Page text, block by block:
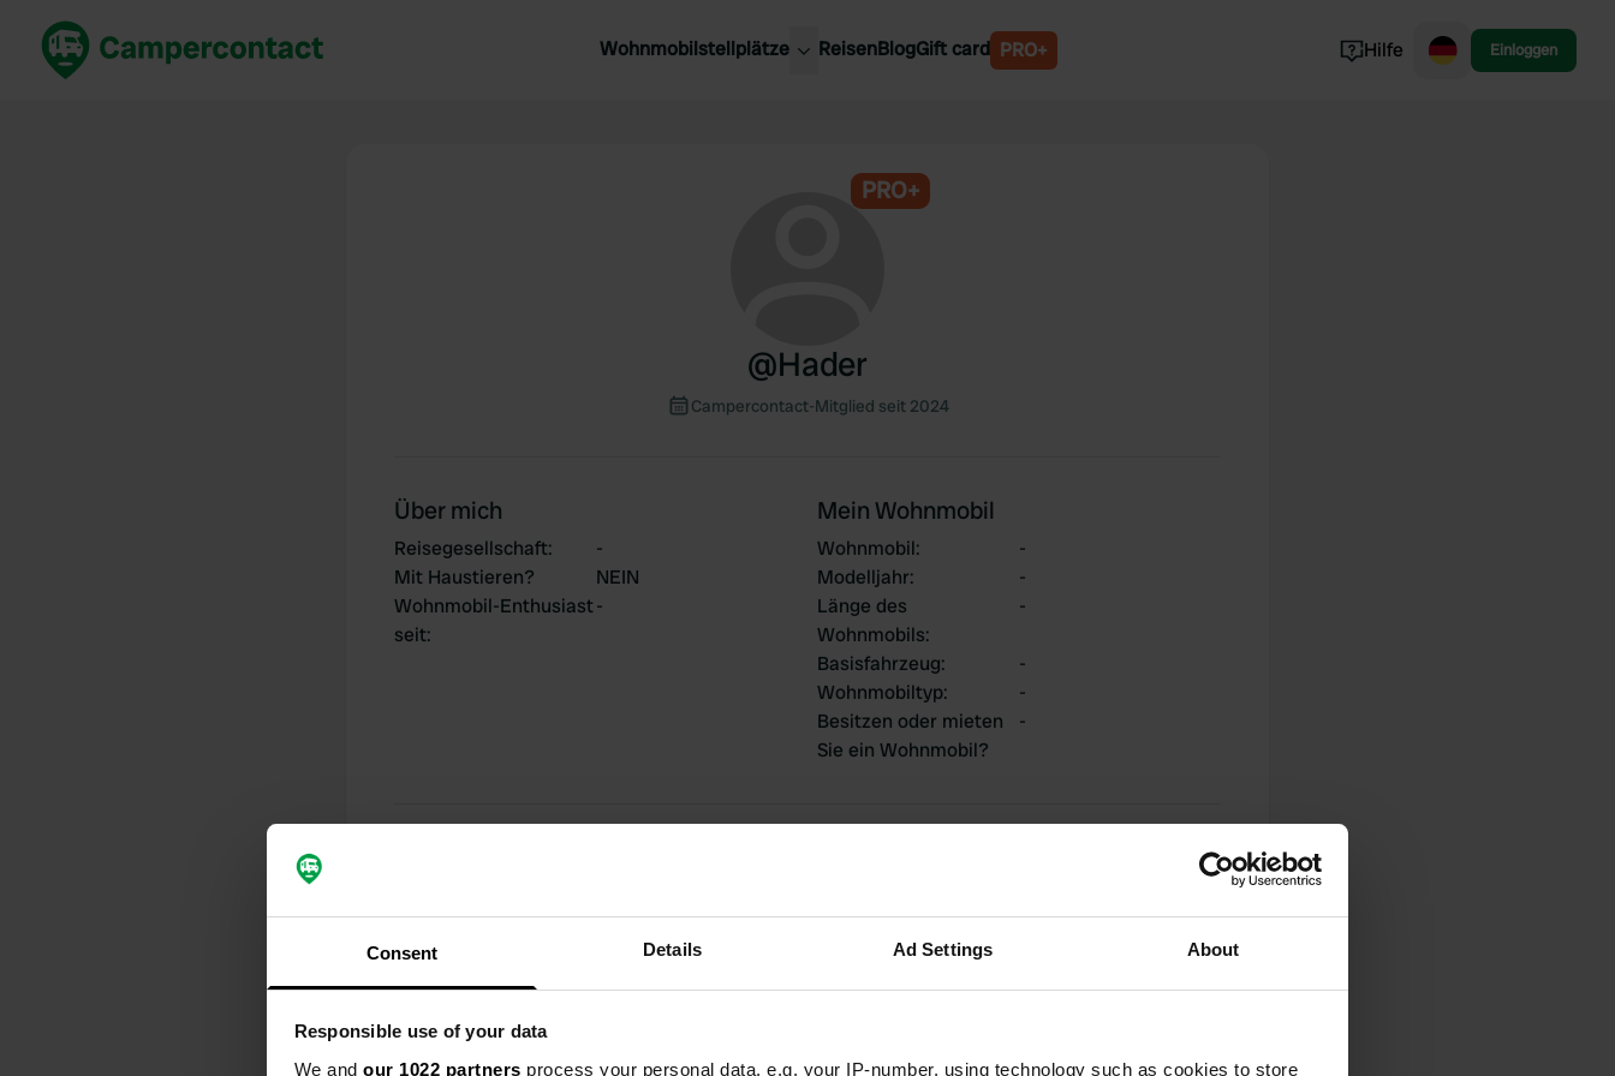
Consent Details Ad Settings About
Responsible use of your data
We and our 1022 partners process your personal data, e.g. your IP-number, using technology such as cookies to store
Wohnmobilstellplätze ReisenBlogGift card PRO+ Hilfe Einloggen
PRO+
@Hader
Campercontact-Mitglied seit 2024
Über mich
Reisegesellschaft:
-
Mit Haustieren?
NEIN
Wohnmobil-Enthusiast
seit:
-
Mein Wohnmobil
Wohnmobil:
-
Modelljahr:
-
Länge des
Wohnmobils:
-
Basisfahrzeug:
-
Wohnmobiltyp:
-
Besitzen oder mieten
Sie ein Wohnmobil?
-
0
Standorte
2 0 0